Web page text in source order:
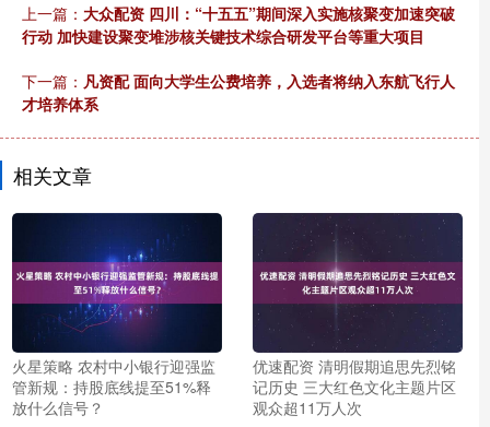
上一篇： 大众配资 四川：“十五五”期间深入实施核聚变加速突破
行动 加快建设聚变堆涉核关键技术综合研发平台等重大项目
下一篇： 凡资配 面向大学生公费培养，入选者将纳入东航飞行人
才培养体系
相关文章
火星策略 农村中小银行迎强监
管新规：持股底线提至51%释
放什么信号？
优速配资 清明假期追思先烈铭
记历史 三大红色文化主题片区
观众超11万人次